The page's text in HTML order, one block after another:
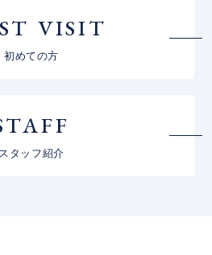
VISIT
初めての方
スタッフ紹介